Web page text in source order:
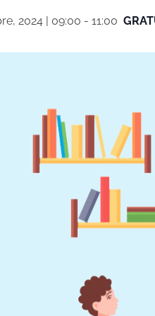
2024 | 09:00 - 11:00